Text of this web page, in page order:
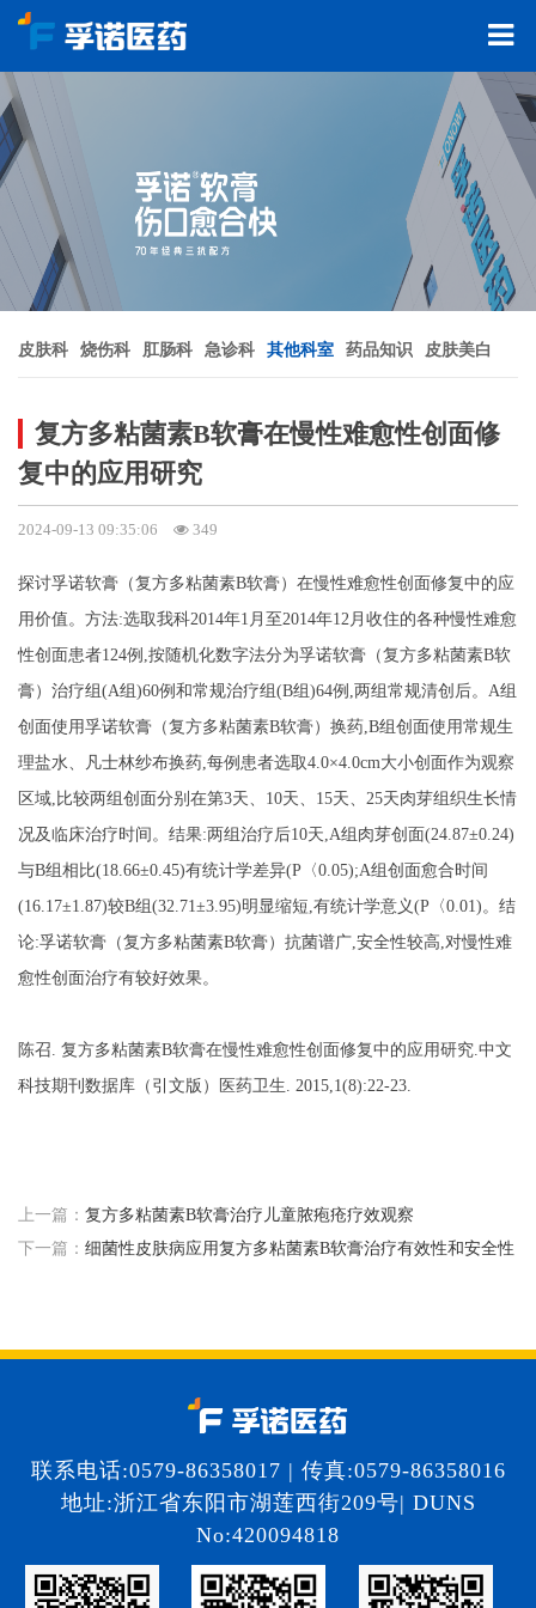
皮肤科 烧伤科 肛肠科 急诊科 其他科室 药品知识 皮肤美白
复方多粘菌素B软膏在慢性难愈性创面修
复中的应用研究
2024-09-13 09:35:06 349
探讨孚诺软膏（复方多粘菌素B软膏）在慢性难愈性创面修复中的应
用价值。方法:选取我科2014年1月至2014年12月收住的各种慢性难愈
性创面患者124例,按随机化数字法分为孚诺软膏（复方多粘菌素B软
膏）治疗组(A组)60例和常规治疗组(B组)64例,两组常规清创后。A组
创面使用孚诺软膏（复方多粘菌素B软膏）换药,B组创面使用常规生
理盐水、凡士林纱布换药,每例患者选取4.0×4.0cm大小创面作为观察
区域,比较两组创面分别在第3天、10天、15天、25天肉芽组织生长情
况及临床治疗时间。结果:两组治疗后10天,A组肉芽创面(24.87±0.24)
与B组相比(18.66±0.45)有统计学差异(P〈0.05);A组创面愈合时间
(16.17±1.87)较B组(32.71±3.95)明显缩短,有统计学意义(P〈0.01)。结
论:孚诺软膏（复方多粘菌素B软膏）抗菌谱广,安全性较高,对慢性难
愈性创面治疗有较好效果。
陈召. 复方多粘菌素B软膏在慢性难愈性创面修复中的应用研究.中文
科技期刊数据库（引文版）医药卫生. 2015,1(8):22-23.
上一篇： 复方多粘菌素B软膏治疗儿童脓疱疮疗效观察
下一篇： 细菌性皮肤病应用复方多粘菌素B软膏治疗有效性和安全性
联系电话:0579-86358017 | 传真:0579-86358016
地址:浙江省东阳市湖莲西街209号| DUNS
No:420094818